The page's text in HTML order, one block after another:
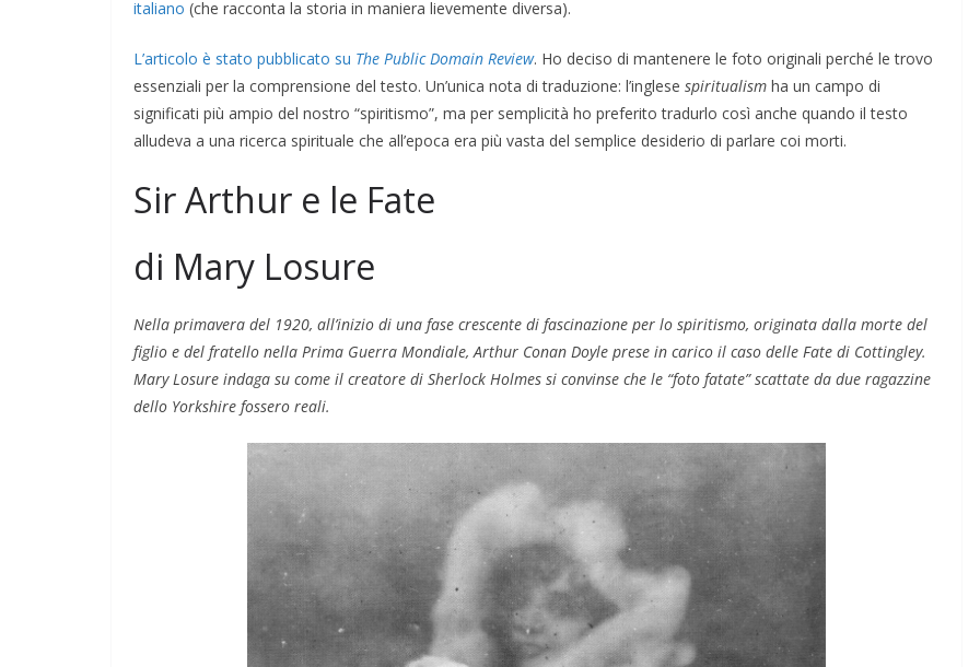
italiano (che racconta la storia in maniera lievemente diversa).
L’articolo è stato pubblicato su The Public Domain Review. Ho deciso di mantenere le foto originali perché le trovo
essenziali per la comprensione del testo. Un’unica nota di traduzione: l’inglese spiritualism ha un campo di
significati più ampio del nostro “spiritismo”, ma per semplicità ho preferito tradurlo così anche quando il testo
alludeva a una ricerca spirituale che all’epoca era più vasta del semplice desiderio di parlare coi morti.
Sir Arthur e le Fate
di Mary Losure
Nella primavera del 1920, all’inizio di una fase crescente di fascinazione per lo spiritismo, originata dalla morte del
figlio e del fratello nella Prima Guerra Mondiale, Arthur Conan Doyle prese in carico il caso delle Fate di Cottingley.
Mary Losure indaga su come il creatore di Sherlock Holmes si convinse che le “foto fatate” scattate da due ragazzine
dello Yorkshire fossero reali.
OPINIONI
spagnola
COORDINATE
Giocare il conflitto alla
Casa per la Pace di
Ghilarza
06/05/2026 Rufus
Cospirazioni
04/02/2026